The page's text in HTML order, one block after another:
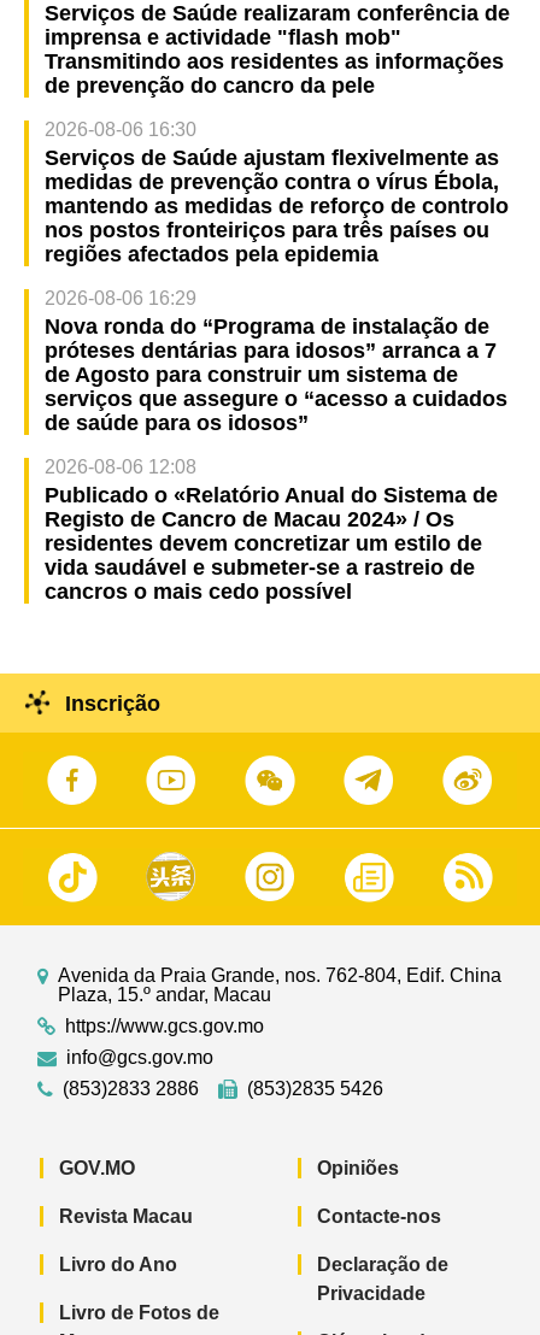
Serviços de Saúde realizaram conferência de
imprensa e actividade "flash mob"
Transmitindo aos residentes as informações
de prevenção do cancro da pele
2026-08-06 16:30
Serviços de Saúde ajustam flexivelmente as
medidas de prevenção contra o vírus Ébola,
mantendo as medidas de reforço de controlo
nos postos fronteiriços para três países ou
regiões afectados pela epidemia
2026-08-06 16:29
Nova ronda do “Programa de instalação de
próteses dentárias para idosos” arranca a 7
de Agosto para construir um sistema de
serviços que assegure o “acesso a cuidados
de saúde para os idosos”
2026-08-06 12:08
Publicado o «Relatório Anual do Sistema de
Registo de Cancro de Macau 2024» / Os
residentes devem concretizar um estilo de
vida saudável e submeter-se a rastreio de
cancros o mais cedo possível
Inscrição
Avenida da Praia Grande, nos. 762-804, Edif. China
Plaza, 15.º andar, Macau
https://www.gcs.gov.mo
info@gcs.gov.mo
(853)2833 2886
(853)2835 5426
GOV.MO
Revista Macau
Livro do Ano
Livro de Fotos de
Opiniões
Contacte-nos
Declaração de
Privacidade